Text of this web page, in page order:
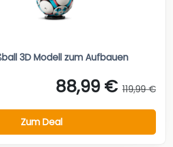
3D Modell zum Aufbauen
88,99 € 119,99 €
Zum Deal